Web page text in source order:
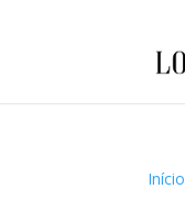
Início